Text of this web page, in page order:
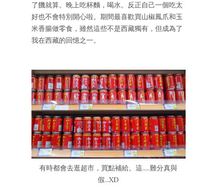
了饑就算。晚上吃杯麵，喝水。反正自己一個吃太
好也不會特別開心啦。期間最喜歡買山椒鳳爪和玉
米香腸做零食，雖然這些不是西藏獨有，但成為了
我在西藏的回憶之一。
有時都會去逛超市，買點補給。這.....難分真與
假...XD